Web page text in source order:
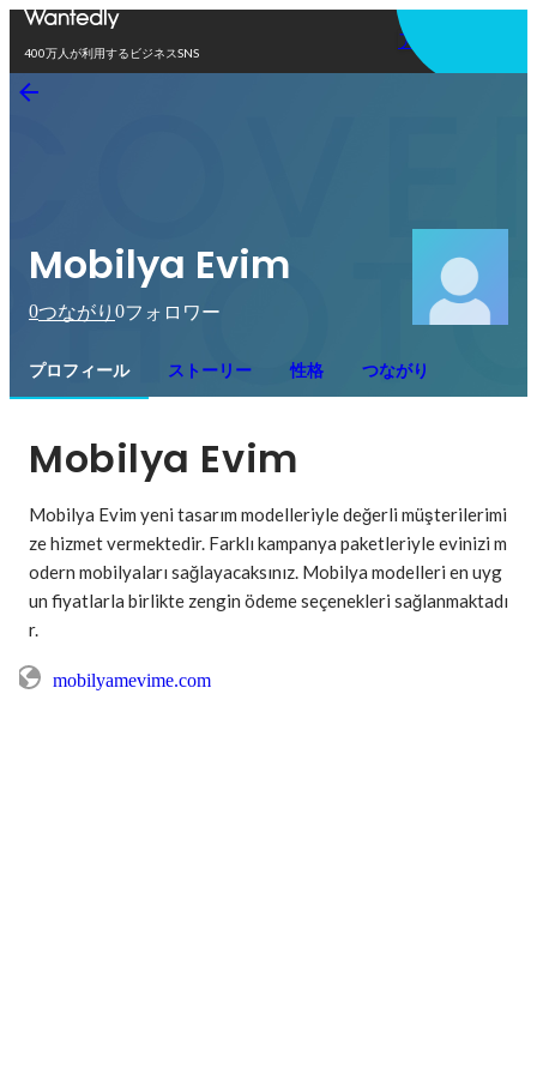
400万人が利用するビジネスSNS
アプリを使う
Mobilya Evim
0つながり 0フォロワー
プロフィール ストーリー 性格 つながり
Mobilya Evim
Mobilya Evim yeni tasarım modelleriyle değerli müşterilerimi
ze hizmet vermektedir. Farklı kampanya paketleriyle evinizi m
odern mobilyaları sağlayacaksınız. Mobilya modelleri en uyg
un fiyatlarla birlikte zengin ödeme seçenekleri sağlanmaktadı
r.
mobilyamevime.com